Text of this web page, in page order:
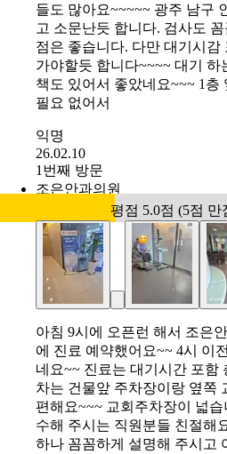
들도 많아요~~~~~ 광주 남구
고 소문난듯 합니다. 검사도
점은 좋습니다. 다만 대기시감
가야할듯 합니다~~~~ 대기 하
책도 있어서 좋았네요~~~ 1
필요 없어서
익명
26.02.10
1번째 방문
조은안과의원
평점 5.0점 (5점 만
아침 9시에 오픈런 해서 조은
에 진료 예약했어요~~ 4시 이
네요~~ 진료는 대기시간 포함
차는 건물앞 주차장이랑 옆쪽
편해요~~~ 교회주차장이 넓
수해 주시는 직원분들 친절해
하나 꼼꼼하게 설명해 주시고